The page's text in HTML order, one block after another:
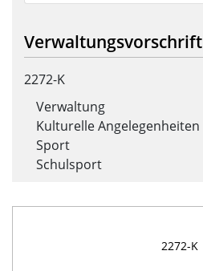
Verwaltungsvorschrift
2272-K
Verwaltung
Kulturelle Angelegenheiten
Sport
Schulsport
2272-K